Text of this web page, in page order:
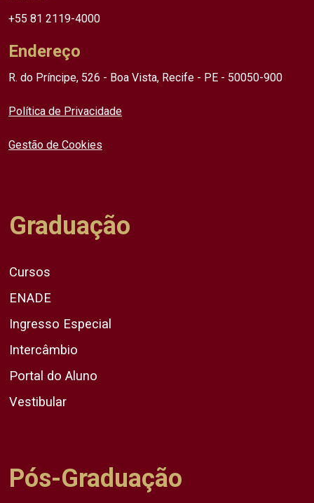
+55 81 2119-4000
Endereço
R. do Príncipe, 526 - Boa Vista, Recife - PE - 50050-900
Política de Privacidade
Gestão de Cookies
Graduação
Cursos
ENADE
Ingresso Especial
Intercâmbio
Portal do Aluno
Vestibular
Pós-Graduação